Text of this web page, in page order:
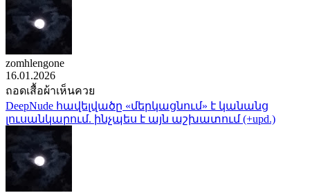
zomhlengone
16.01.2026
ถอดเสื้อผ้าเห็นควย
DeepNude հավելվածը «մերկացնում» է կանանց
լուսանկարում. ինչպես է այն աշխատում (+upd.)